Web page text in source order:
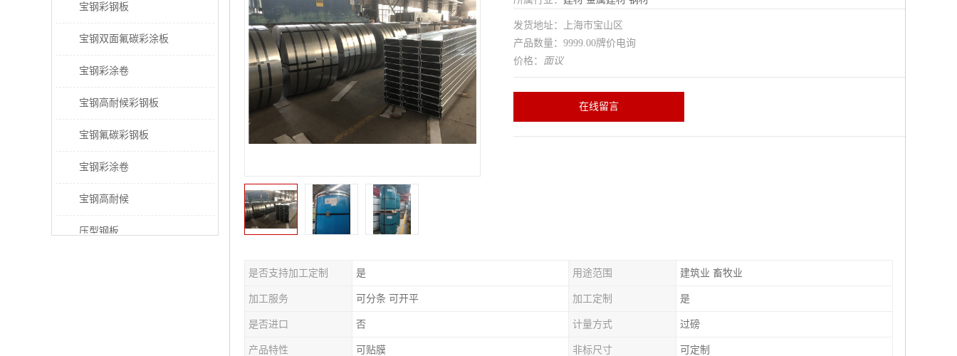
宝钢彩钢板
宝钢双面氟碳彩涂板
宝钢彩涂卷
宝钢高耐候彩钢板
宝钢氟碳彩钢板
宝钢彩涂卷
宝钢高耐候
压型钢板
发货地址：上海市宝山区
产品数量：9999.00牌价电询
价格： 面议
在线留言
是否支持加工定制 是 用途范围 建筑业 畜牧业
加工服务 可分条 可开平 加工定制 是
是否进口 否 计量方式 过磅
产品特性 可贴膜 非标尺寸 可定制